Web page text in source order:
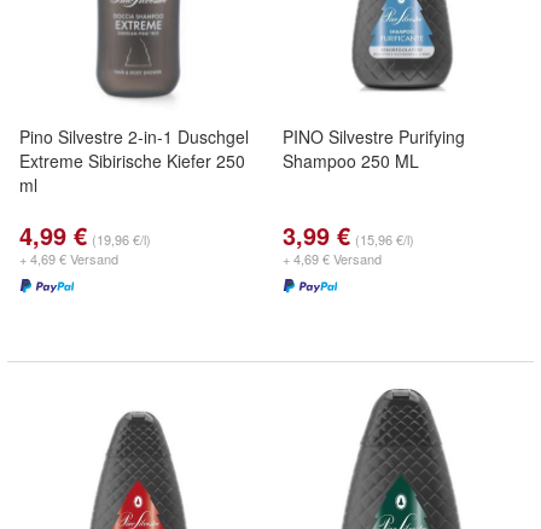
Pino Silvestre 2-in-1 Duschgel
Extreme Sibirische Kiefer 250
ml
4,99 € (19,96 €/l)
+ 4,69 € Versand
PINO Silvestre Purifying
Shampoo 250 ML
3,99 € (15,96 €/l)
+ 4,69 € Versand